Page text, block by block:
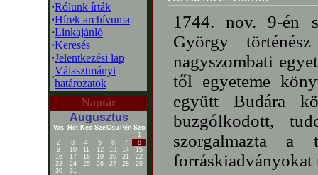
·Rólunk írták
·Hírek archívuma
·Linkajánló
·Keresés
·Jelentkezési lap
·
Választmányi
határozatok
Naptár
Augusztus
Vas Hét Ked SzeCsü Pén Szo
1
2
3 4 5 6 7
8
9
10 11 12 13 14
15
16
17 18 19 20 21
22
23
24 25 26 27 28
29
30
31
1744. nov. 9-én
György
nagyszombati
től egyeteme
együtt Budára
buzgólkodott,
szorgalmazta a
forráskiadványokat